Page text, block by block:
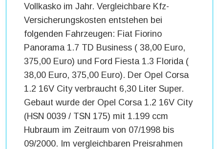
Vollkasko im Jahr. Vergleichbare Kfz-
Versicherungskosten entstehen bei
folgenden Fahrzeugen: Fiat Fiorino
Panorama 1.7 TD Business ( 38,00 Euro,
375,00 Euro) und Ford Fiesta 1.3 Florida (
38,00 Euro, 375,00 Euro). Der Opel Corsa
1.2 16V City verbraucht 6,30 Liter Super.
Gebaut wurde der Opel Corsa 1.2 16V City
(HSN 0039 / TSN 175) mit 1.199 ccm
Hubraum im Zeitraum von 07/1998 bis
09/2000. Im vergleichbaren Preisrahmen